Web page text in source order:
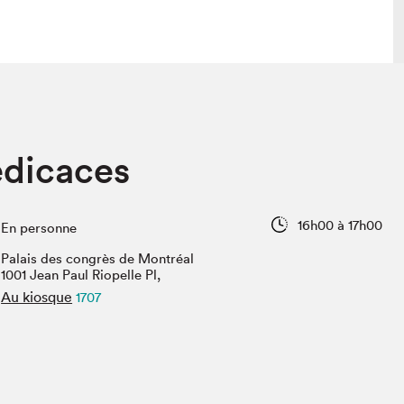
Vidéos et balados
En personne
16h00 à 17h00
Palais des congrès de Montréal
1001 Jean Paul Riopelle Pl,
Au kiosque 1707